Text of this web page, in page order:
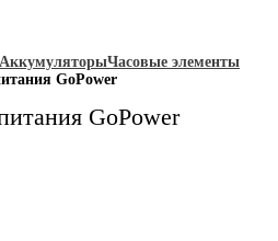
Часовые элементы
GoPower
GoPower